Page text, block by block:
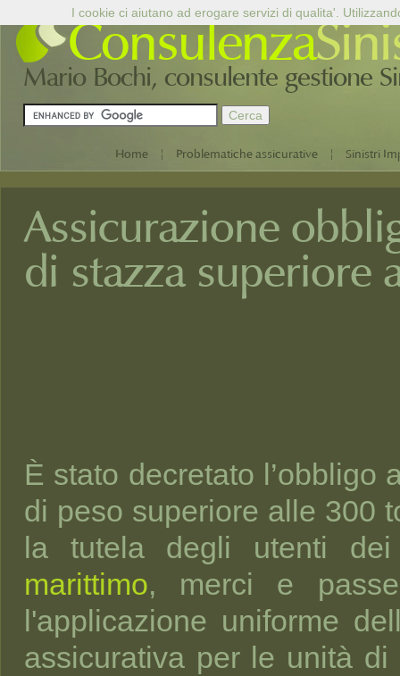
Consulenza
Mario Bochi, consulente gestione
Home | Problematiche assicurative | Sinistri
Assicurazione
di stazza superiore
È stato decretato l’obbligo
di peso superiore alle 300
la tutela degli utenti
marittimo, merci e
l'applicazione uniforme
assicurativa per le unità di
I cookie ci aiutano ad erogare servizi di qualita'.